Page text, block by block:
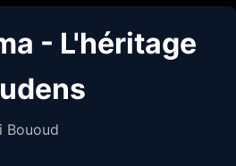
- L'héritage
Bououd